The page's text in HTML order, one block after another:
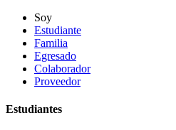
Soy
Estudiante
Familia
Egresado
Colaborador
Proveedor
Estudiantes